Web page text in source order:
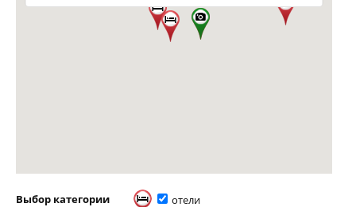
Выбор категории отели